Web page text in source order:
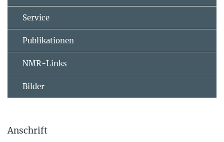
Service
Publikationen
NMR-Links
Bilder
Anschrift